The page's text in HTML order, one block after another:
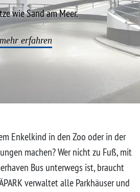
wie Sand am Meer.
erfahren
Enkelkind in den Zoo oder in der
machen? Wer nicht zu Fuß, mit
Bus unterwegs ist, braucht
verwaltet alle Parkhäuser und